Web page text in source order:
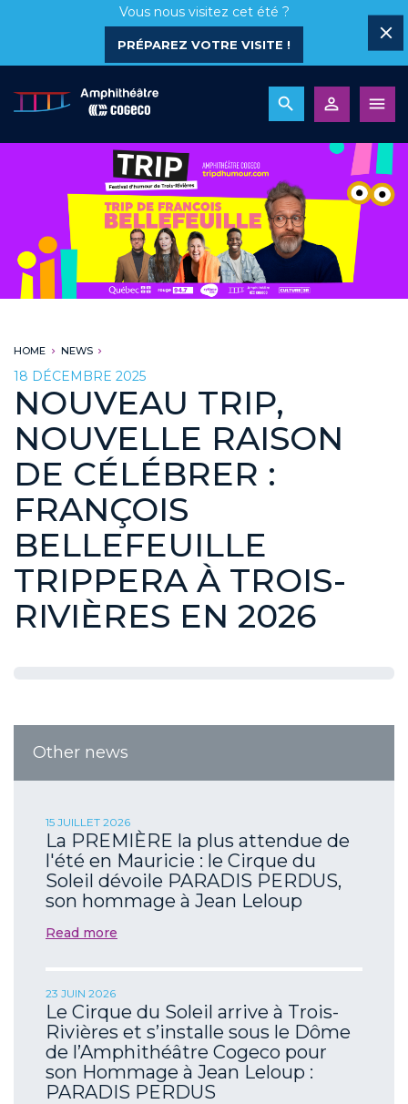
Vous nous visitez cet été ?
PRÉPAREZ VOTRE VISITE !
HOME NEWS
18 DÉCEMBRE 2025
NOUVEAU TRIP,
NOUVELLE RAISON
DE CÉLÉBRER :
FRANÇOIS
BELLEFEUILLE
TRIPPERA À TROIS-
RIVIÈRES EN 2026
Other news
15 JUILLET 2026
La PREMIÈRE la plus attendue de
l'été en Mauricie : le Cirque du
Soleil dévoile PARADIS PERDUS,
son hommage à Jean Leloup
Read more
23 JUIN 2026
Le Cirque du Soleil arrive à Trois-
Rivières et s’installe sous le Dôme
de l’Amphithéâtre Cogeco pour
son Hommage à Jean Leloup :
PARADIS PERDUS